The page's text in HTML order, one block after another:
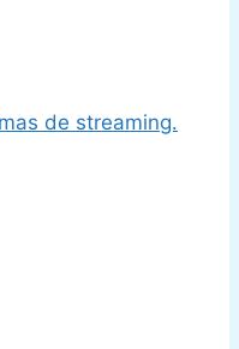
de streaming.